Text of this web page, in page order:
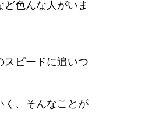
色んな人がいま
ピードに追いつ
く、そんなことが